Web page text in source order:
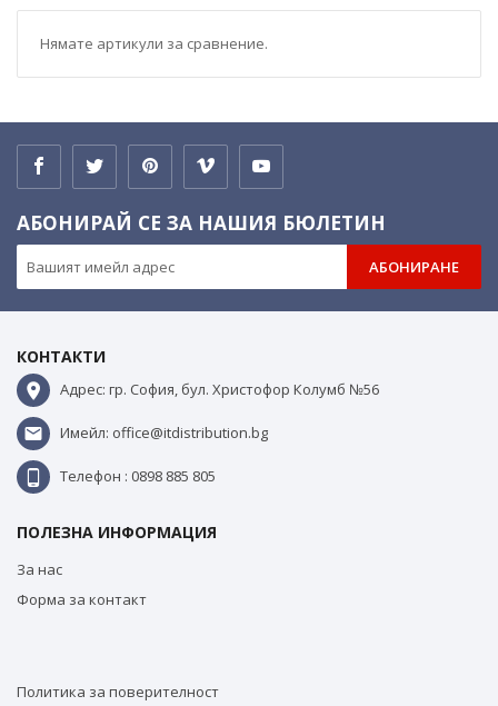
Нямате артикули за сравнение.
АБОНИРАЙ СЕ ЗА НАШИЯ БЮЛЕТИН
АБОНИРАНЕ
КОНТАКТИ
Адрес: гр. София, бул. Христофор Колумб №56
Имейл: office@itdistribution.bg
Телефон : 0898 885 805
ПОЛЕЗНА ИНФОРМАЦИЯ
За нас
Форма за контакт
Политика за поверителност